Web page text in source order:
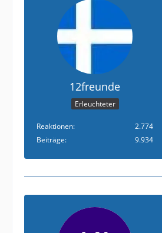
12freunde
Erleuchteter
Reaktionen
2.774
Beiträge
9.934